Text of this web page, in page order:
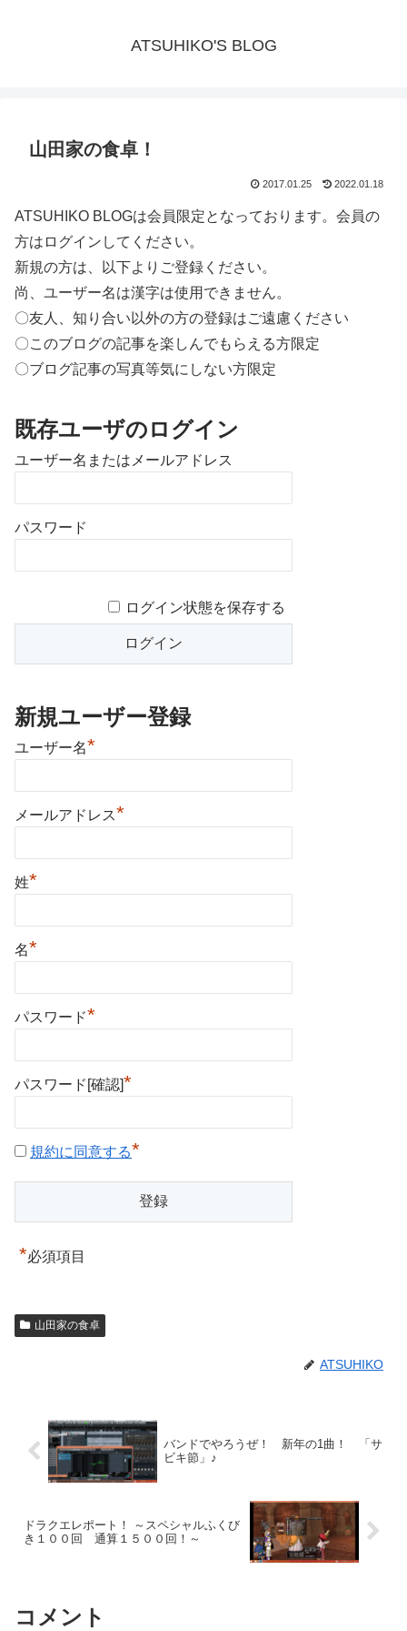
ATSUHIKO'S BLOG
山田家の食卓！
2017.01.25 2022.01.18
ATSUHIKO BLOGは会員限定となっております。会員の
方はログインしてください。
新規の方は、以下よりご登録ください。
尚、ユーザー名は漢字は使用できません。
〇友人、知り合い以外の方の登録はご遠慮ください
〇このブログの記事を楽しんでもらえる方限定
〇ブログ記事の写真等気にしない方限定
既存ユーザのログイン
ユーザー名またはメールアドレス
パスワード
ログイン状態を保存する
新規ユーザー登録
ユーザー名*
メールアドレス*
姓*
名*
パスワード*
パスワード[確認]*
規約に同意する*
*必須項目
山田家の食卓
ATSUHIKO
バンドでやろうぜ！ 新年の1曲！ 「サ
ビキ節」♪
ドラクエレポート！ ～スペシャルふくび
き１００回 通算１５００回！～
コメント